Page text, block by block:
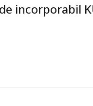
incorporabil